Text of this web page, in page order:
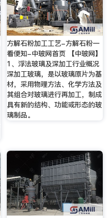
方解石粉加工工艺-方解石粉一
看便知-中玻网首页 【中玻网】
1、浮法玻璃及深加工行业概况
深加工玻璃，是以玻璃原片为基
材，采用物理方法、化学方法及
其组合对玻璃进行再加工，制成
具有新的结构、功能或形态的玻
璃制品。